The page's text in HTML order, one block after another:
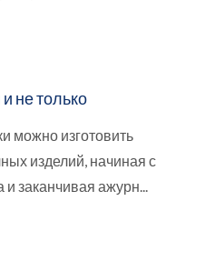
не только
можно изготовить
изделий, начиная с
и заканчивая ажурн...